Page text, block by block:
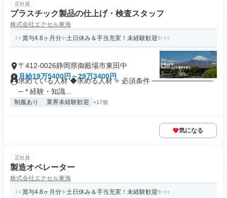
正社員
プラスチック製品の仕上げ・検査スタッフ
株式会社エクセル東海
賞与4.8ヶ月分✨土日休み＆手当充実！未経験歓迎✨
〒412-0026静岡県御殿場市東田中
月給19万5400円～29万3400円
求めている人材 ◆求める人材 ⭐ 必須条件 ────────────
─ * 経験・知識...
制服あり 業界未経験歓迎 +17個
気になる
正社員
製造オペレーター
株式会社エクセル東海
賞与4.8ヶ月分✨土日休み＆手当充実！未経験歓迎✨